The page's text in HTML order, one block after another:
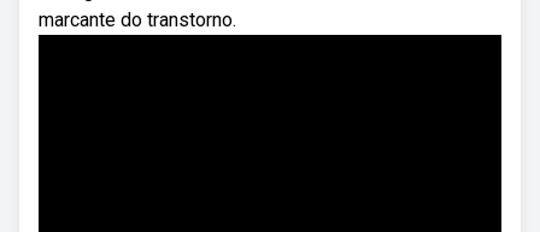
marcante do transtorno.